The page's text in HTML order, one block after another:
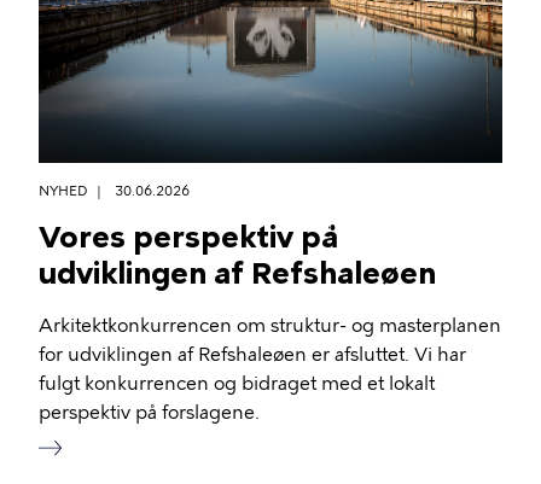
NYHED 30.06.2026
Vores perspektiv på
udviklingen af Refshaleøen
Arkitektkonkurrencen om struktur- og masterplanen
for udviklingen af Refshaleøen er afsluttet. Vi har
fulgt konkurrencen og bidraget med et lokalt
perspektiv på forslagene.